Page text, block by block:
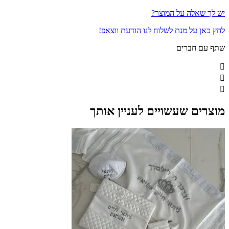
יש לך שאלה על המוצר?
לחץ כאן על מנת לשלוח לנו הודעת ווצאפ!
שתף עם חברים
מוצרים שעשויים לעניין אותך